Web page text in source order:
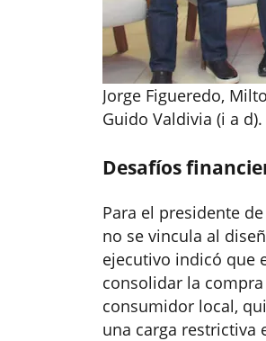
Jorge Figueredo,
Guido Valdivia (i a d).
Desafíos
Para el presidente
no se vincula al
ejecutivo indicó que
consolidar la
consumidor local,
una carga restrictiva